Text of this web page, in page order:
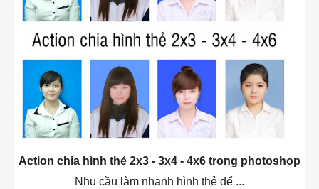
Action chia hình thẻ 2x3 - 3x4 - 4x6 trong photoshop
Nhu cầu làm nhanh hình thẻ để ...